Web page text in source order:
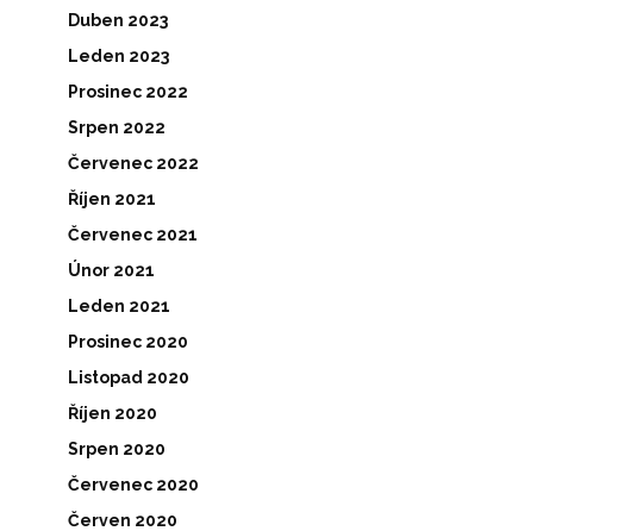
Duben 2023
Leden 2023
Prosinec 2022
Srpen 2022
Červenec 2022
Říjen 2021
Červenec 2021
Únor 2021
Leden 2021
Prosinec 2020
Listopad 2020
Říjen 2020
Srpen 2020
Červenec 2020
Červen 2020